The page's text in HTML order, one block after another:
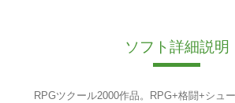
ソフト詳細説明
RPGツクール2000作品。RPG+格闘+シュ